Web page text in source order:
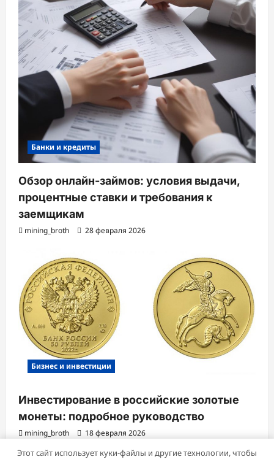
Банки и кредиты
Обзор онлайн-займов: условия выдачи,
процентные ставки и требования к
заемщикам
mining_broth 28 февраля 2026
Бизнес и инвестиции
Инвестирование в российские золотые
монеты: подробное руководство
mining_broth 18 февраля 2026
Этот сайт использует куки-файлы и другие технологии, чтобы